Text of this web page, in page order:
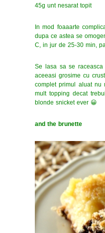
45g unt nesarat topit
In mod foaaarte
dupa ce astea se
C, in jur de 25-30 min,
Se lasa sa se
aceeasi grosime cu
complet primul aluat
mult topping decat
blonde snicket ever 😀
and the brunette